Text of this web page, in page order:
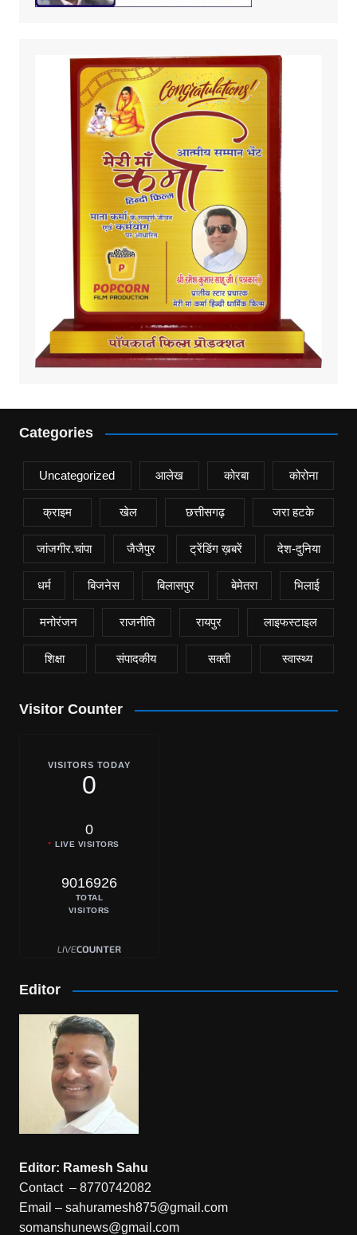
Categories
Uncategorized आलेख कोरबा कोरोना
क्राइम खेल छत्तीसगढ़ जरा हटके
जांजगीर.चांपा जैजैपुर ट्रेंडिंग ख़बरें देश-दुनिया
धर्म बिजनेस बिलासपुर बेमेतरा भिलाई
मनोरंजन राजनीति रायपुर लाइफस्टाइल
शिक्षा संपादकीय सक्ती स्वास्थ्य
Visitor Counter
VISITORS TODAY
0
0
LIVE VISITORS
9016926
TOTAL
VISITORS
Editor
Editor: Ramesh Sahu
Contact – 8770742082
Email – sahuramesh875@gmail.com
somanshunews@gmail.com